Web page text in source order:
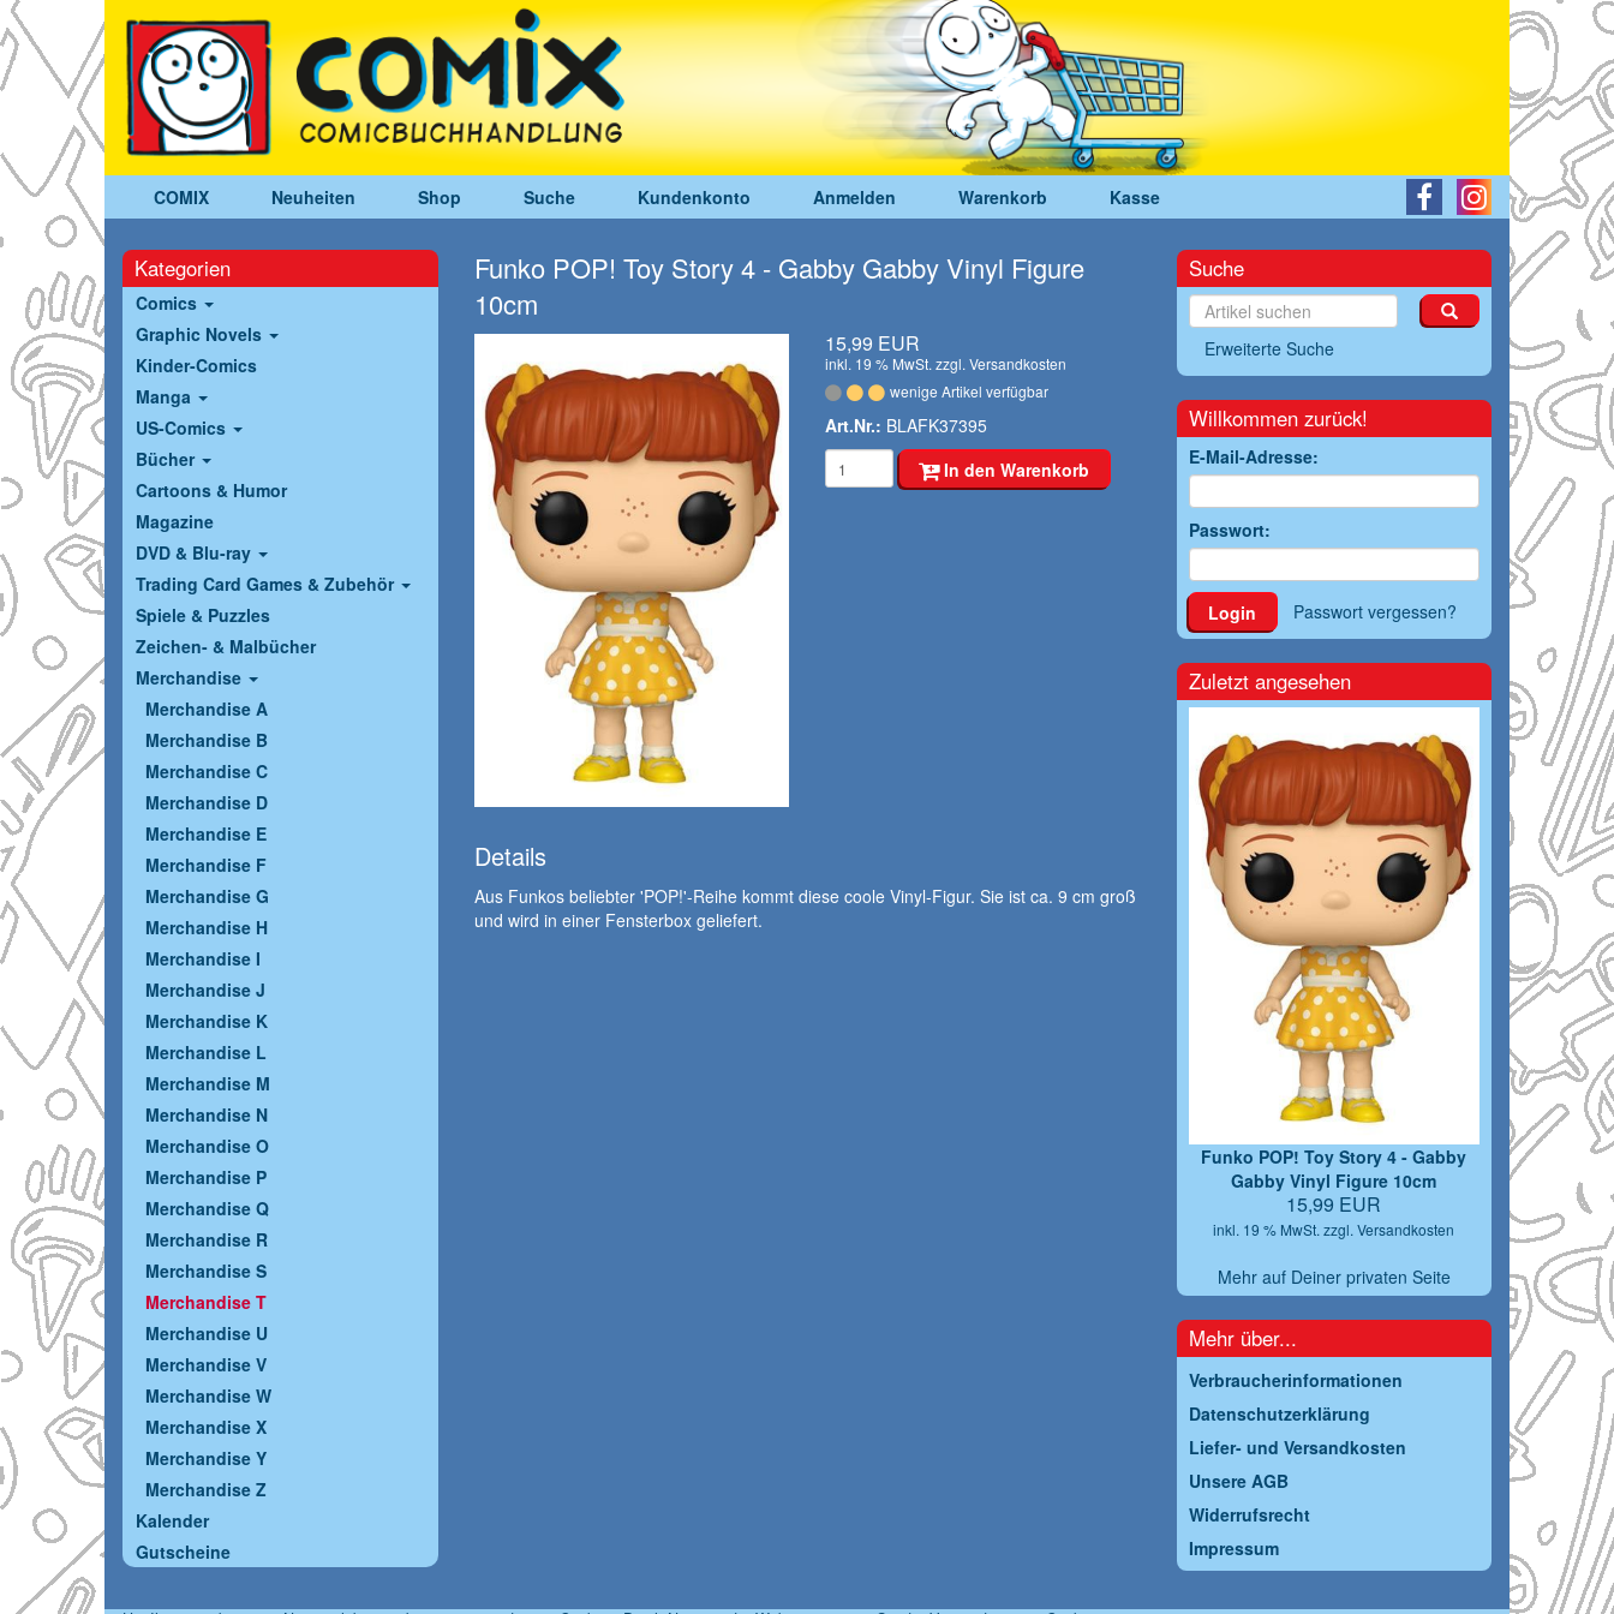
COMIX Neuheiten Shop Suche Kundenkonto Anmelden Warenkorb Kasse
Kategorien
Comics
Graphic Novels
Kinder-Comics
Manga
US-Comics
Bücher
Cartoons & Humor
Magazine
DVD & Blu-ray
Trading Card Games & Zubehör
Spiele & Puzzles
Zeichen- & Malbücher
Merchandise
Merchandise A
Merchandise B
Merchandise C
Merchandise D
Merchandise E
Merchandise F
Merchandise G
Merchandise H
Merchandise I
Merchandise J
Merchandise K
Merchandise L
Merchandise M
Merchandise N
Merchandise O
Merchandise P
Merchandise Q
Merchandise R
Merchandise S
Merchandise T
Merchandise U
Merchandise V
Merchandise W
Merchandise X
Merchandise Y
Merchandise Z
Kalender
Gutscheine
Funko POP! Toy Story 4 - Gabby Gabby Vinyl Figure
10cm
15,99 EUR
inkl. 19 % MwSt. zzgl. Versandkosten
wenige Artikel verfügbar
Art.Nr.: BLAFK37395
In den Warenkorb
Details
Aus Funkos beliebter 'POP!'-Reihe kommt diese coole Vinyl-Figur. Sie ist ca. 9 cm groß
und wird in einer Fensterbox geliefert.
Suche
Erweiterte Suche
Willkommen zurück!
E-Mail-Adresse:
Passwort:
Login Passwort vergessen?
Zuletzt angesehen
Funko POP! Toy Story 4 - Gabby
Gabby Vinyl Figure 10cm
15,99 EUR
inkl. 19 % MwSt. zzgl.Versandkosten
Mehr auf Deiner privaten Seite
Mehr über...
Verbraucherinformationen
Datenschutzerklärung
Liefer- und Versandkosten
Unsere AGB
Widerrufsrecht
Impressum